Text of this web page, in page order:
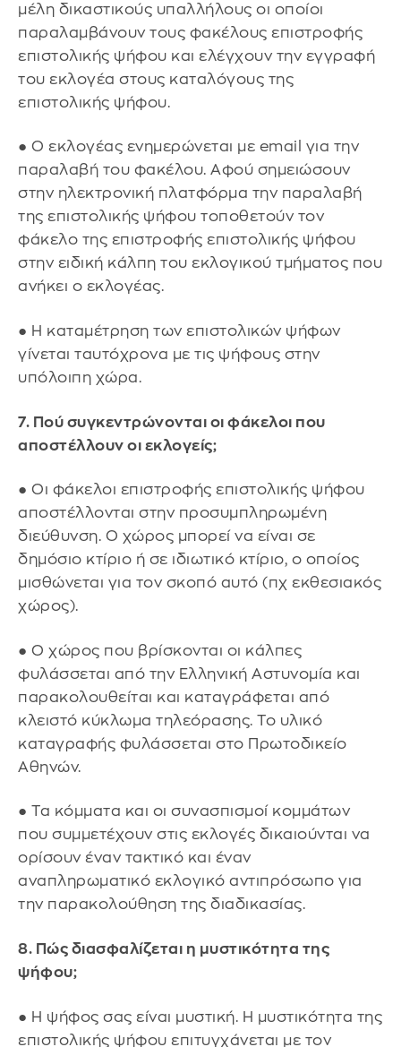
μέλη δικαστικούς υπαλλήλους οι οποίοι
παραλαμβάνουν τους φακέλους επιστροφής
επιστολικής ψήφου και ελέγχουν την εγγραφή
του εκλογέα στους καταλόγους της
επιστολικής ψήφου.
● Ο εκλογέας ενημερώνεται με email για την
παραλαβή του φακέλου. Αφού σημειώσουν
στην ηλεκτρονική πλατφόρμα την παραλαβή
της επιστολικής ψήφου τοποθετούν τον
φάκελο της επιστροφής επιστολικής ψήφου
στην ειδική κάλπη του εκλογικού τμήματος που
ανήκει ο εκλογέας.
● Η καταμέτρηση των επιστολικών ψήφων
γίνεται ταυτόχρονα με τις ψήφους στην
υπόλοιπη χώρα.
7. Πού συγκεντρώνονται οι φάκελοι που
αποστέλλουν οι εκλογείς;
● Οι φάκελοι επιστροφής επιστολικής ψήφου
αποστέλλονται στην προσυμπληρωμένη
διεύθυνση. Ο χώρος μπορεί να είναι σε
δημόσιο κτίριο ή σε ιδιωτικό κτίριο, ο οποίος
μισθώνεται για τον σκοπό αυτό (πχ εκθεσιακός
χώρος).
● Ο χώρος που βρίσκονται οι κάλπες
φυλάσσεται από την Ελληνική Αστυνομία και
παρακολουθείται και καταγράφεται από
κλειστό κύκλωμα τηλεόρασης. Το υλικό
καταγραφής φυλάσσεται στο Πρωτοδικείο
Αθηνών.
● Τα κόμματα και οι συνασπισμοί κομμάτων
που συμμετέχουν στις εκλογές δικαιούνται να
ορίσουν έναν τακτικό και έναν
αναπληρωματικό εκλογικό αντιπρόσωπο για
την παρακολούθηση της διαδικασίας.
8. Πώς διασφαλίζεται η μυστικότητα της
ψήφου;
● Η ψήφος σας είναι μυστική. Η μυστικότητα της
επιστολικής ψήφου επιτυγχάνεται με τον